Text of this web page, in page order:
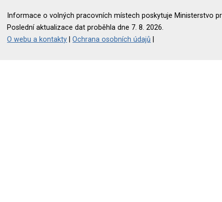
Informace o volných pracovních místech poskytuje Ministerstvo
Poslední aktualizace dat proběhla dne 7. 8. 2026.
O webu a kontakty |Ochrana osobních údajů